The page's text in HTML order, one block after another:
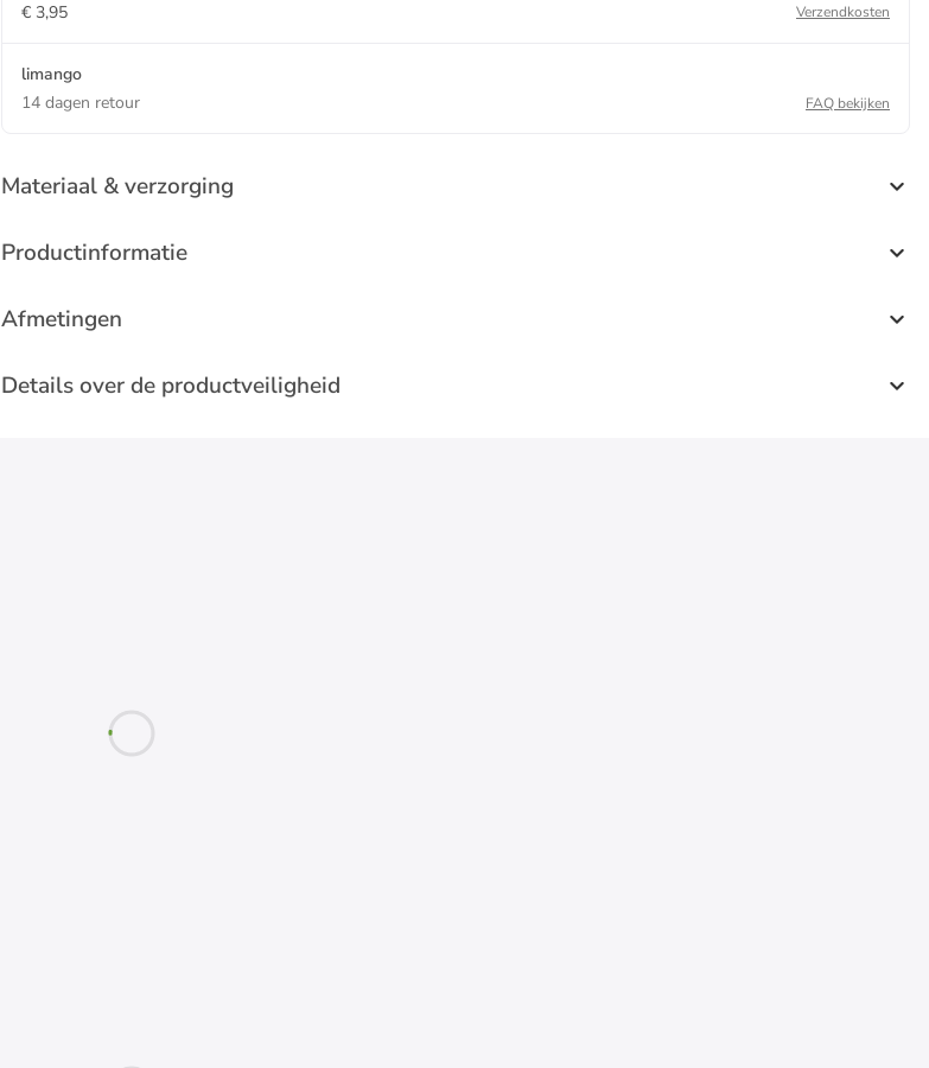
€ 3,95
Verzendkosten
limango
14 dagen retour
FAQ bekijken
Materiaal & verzorging
Productinformatie
Afmetingen
Details over de productveiligheid